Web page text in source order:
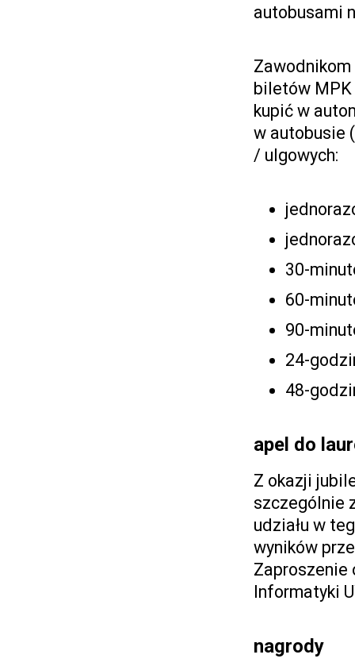
autobusami
biletów
kupić w
w autobusie
/ ulgowych:
30-
60-
90-
24-
48-
apel do
Z okazji
szczególnie
udziału w
wyników
Zaproszenie
Informatyki
nagrody